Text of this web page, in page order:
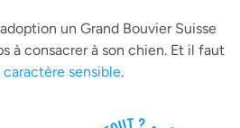
un Grand Bouvier Suisse
à consacrer à son chien. Et il faut
caractère sensible.